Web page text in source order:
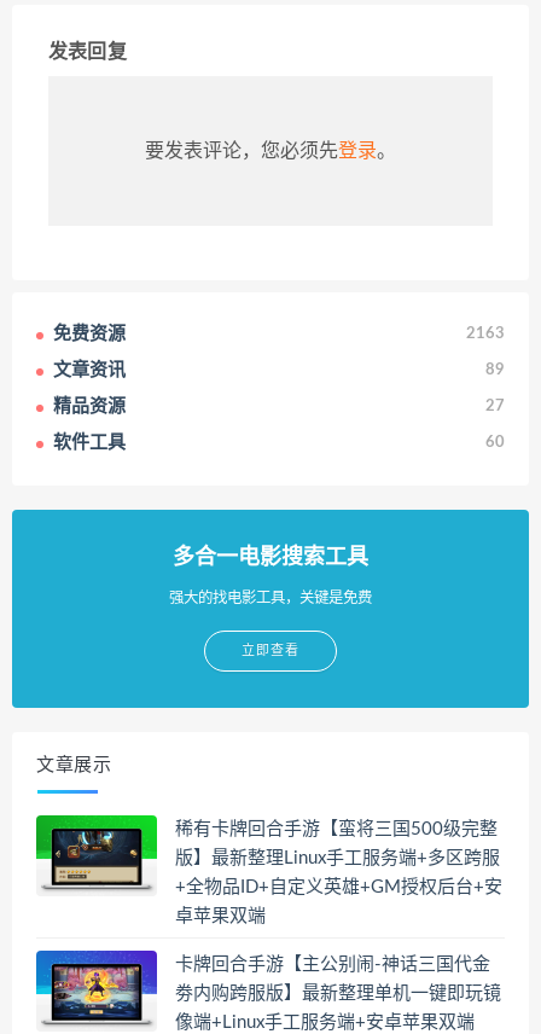
发表回复
要发表评论，您必须先登录。
免费资源 2163
文章资讯 89
精品资源 27
软件工具 60
多合一电影搜索工具
强大的找电影工具，关键是免费
立即查看
文章展示
稀有卡牌回合手游【蛮将三国500级完整
版】最新整理Linux手工服务端+多区跨服
+全物品ID+自定义英雄+GM授权后台+安
卓苹果双端
卡牌回合手游【主公别闹-神话三国代金
劵内购跨服版】最新整理单机一键即玩镜
像端+Linux手工服务端+安卓苹果双端